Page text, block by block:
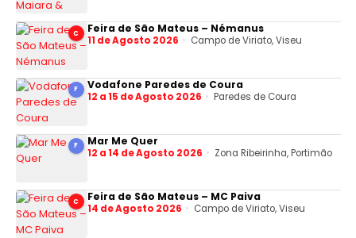
C Feira de São Mateus – Némanus
11 de Agosto 2026 Campo de Viriato, Viseu
F Vodafone Paredes de Coura
12 a 15 de Agosto 2026 Paredes de Coura
F Mar Me Quer
12 a 14 de Agosto 2026 Zona Ribeirinha, Portimão
C Feira de São Mateus – MC Paiva
14 de Agosto 2026 Campo de Viriato, Viseu